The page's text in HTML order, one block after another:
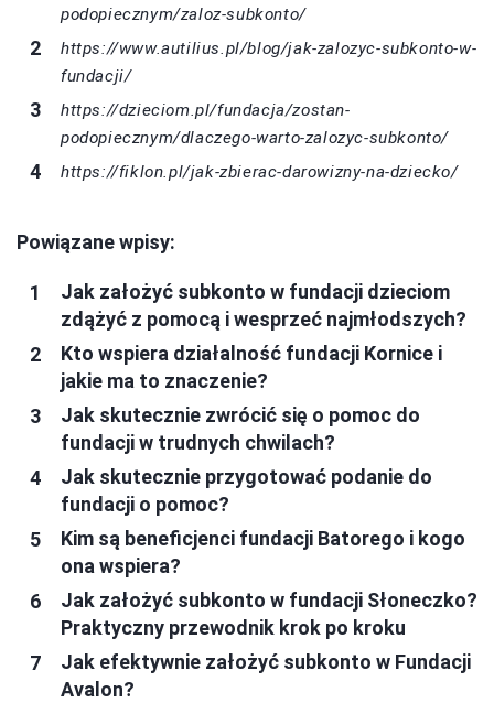
podopiecznym/zaloz-subkonto/
https://www.autilius.pl/blog/jak-zalozyc-subkonto-w-
fundacji/
https://dzieciom.pl/fundacja/zostan-
podopiecznym/dlaczego-warto-zalozyc-subkonto/
https://fiklon.pl/jak-zbierac-darowizny-na-dziecko/
Powiązane wpisy:
Jak założyć subkonto w fundacji dzieciom
zdążyć z pomocą i wesprzeć najmłodszych?
Kto wspiera działalność fundacji Kornice i
jakie ma to znaczenie?
Jak skutecznie zwrócić się o pomoc do
fundacji w trudnych chwilach?
Jak skutecznie przygotować podanie do
fundacji o pomoc?
Kim są beneficjenci fundacji Batorego i kogo
ona wspiera?
Jak założyć subkonto w fundacji Słoneczko?
Praktyczny przewodnik krok po kroku
Jak efektywnie założyć subkonto w Fundacji
Avalon?